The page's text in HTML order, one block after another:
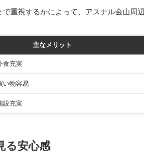
重視するかによって、アスナル金山周
主なメリット
食充実
い物容易
設充実
る安心感